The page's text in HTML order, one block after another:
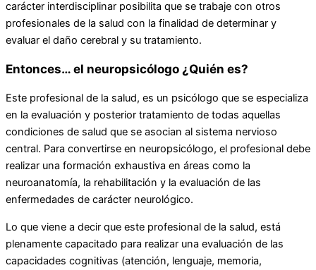
carácter interdisciplinar posibilita que se trabaje con otros
profesionales de la salud con la finalidad de determinar y
evaluar el daño cerebral y su tratamiento.
Entonces… el neuropsicólogo ¿Quién es?
Este profesional de la salud, es un psicólogo que se especializa
en la evaluación y posterior tratamiento de todas aquellas
condiciones de salud que se asocian al sistema nervioso
central. Para convertirse en neuropsicólogo, el profesional debe
realizar una formación exhaustiva en áreas como la
neuroanatomía, la rehabilitación y la evaluación de las
enfermedades de carácter neurológico.
Lo que viene a decir que este profesional de la salud, está
plenamente capacitado para realizar una evaluación de las
capacidades cognitivas (atención, lenguaje, memoria,